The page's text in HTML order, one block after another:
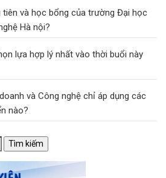
tiên và học bổng của trường Đại học
Hà nội?
lựa hợp lý nhất vào thời buổi này
và Công nghệ chỉ áp dụng các
nào?